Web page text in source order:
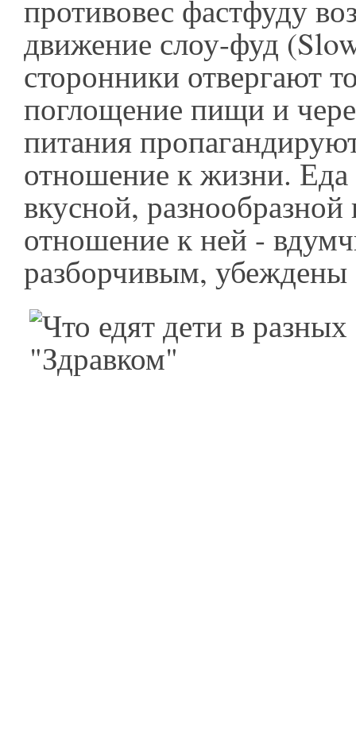
противовес фастфуду
движение слоу-фуд
сторонники отвергают
поглощение пищи и
питания
отношение к жизни.
вкусной,
отношение к ней -
разборчивым,